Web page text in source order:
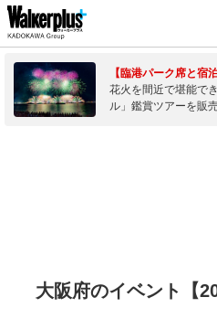
【臨港パーク席と宿
花火を間近で堪能で
ル」鑑賞ツアーを販
大阪府のイベント【